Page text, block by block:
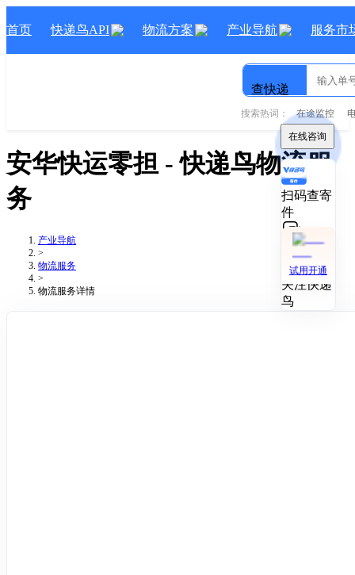
在线咨询
扫码查寄
件
技术对接
关注快递
鸟
试用开通
首页 快递鸟API 物流方案 产业导航 服务市
查快递
搜索热词： 在途监控
安华快运零担- 快递鸟物流服
务
产业导航
>
物流服务
>
物流服务详情